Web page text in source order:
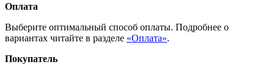
Оплата
Выберите оптимальный способ оплаты. Подробнее о
вариантах читайте в разделе «Оплата».
Покупатель